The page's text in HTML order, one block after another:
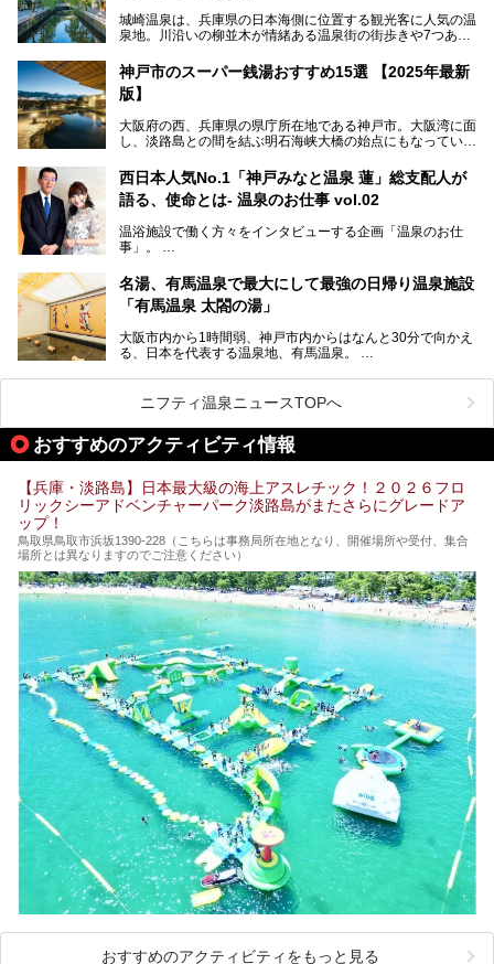
城崎温泉は、兵庫県の日本海側に位置する観光客に人気の温
泉地。川沿いの柳並木が情緒ある温泉街の街歩きや7つある
られています。鉄道の駅から温泉街が近く、歩いて回るのに
ちょうどよい規模で、日帰りでの訪問にもおすすめです。
の観光スポットをピックアップ。温泉やご当地グルメなどを
盛り込んだ日帰り観光モデルコースも紹介しているので、ぜ
神戸市のスーパー銭湯おすすめ15選 【2025年最新
版】
大阪府の西、兵庫県の県庁所在地である神戸市。大阪湾に面
し、淡路島との間を結ぶ明石海峡大橋の始点にもなっていま
華街をはじめ、きらびやかに発展したハーバーランドなど、
人気観光スポットもめじろ押しです。
そして、温泉好きの視点から見ると、神戸市といえば何とい
湯です。そのお湯をリーズナブルに体験できる健康ランドや
スーパー銭湯があったら……。今回はそんな希望に沿う施設
きます！
西日本人気No.1「神戸みなと温泉 蓮」総支配人が
語る、使命とは- 温泉のお仕事 vol.02
温浴施設で働く方々をインタビューする企画「温泉のお仕
事」。
ング西日本1位、2年連続「ベストオブ宿泊賞」に輝いた
「神戸みなと温泉 蓮」の魅力に迫りました！
名湯、有馬温泉で最大にして最強の日帰り温泉施設
「有馬温泉 太閤の湯」
大阪市内から1時間弱、神戸市内からはなんと30分で向かえ
る、日本を代表する温泉地、有馬温泉。
有名な「金泉」と「銀泉」に加え、人工のの炭酸泉まで楽し
める、ある意味「最強」ともいえる施設です。
今回は自慢のお湯をメインにその魅力の数々を紹介します！
ニフティ温泉ニュースTOPへ
おすすめのアクティビティ情報
【兵庫・淡路島】日本最大級の海上アスレチック！２０２６フロ
リックシーアドベンチャーパーク淡路島がまたさらにグレードア
ップ！
鳥取県鳥取市浜坂1390‐228（こちらは事務局所在地となり、開催場所や受付、集合
場所とは異なりますのでご注意ください）
おすすめのアクティビティをもっと見る